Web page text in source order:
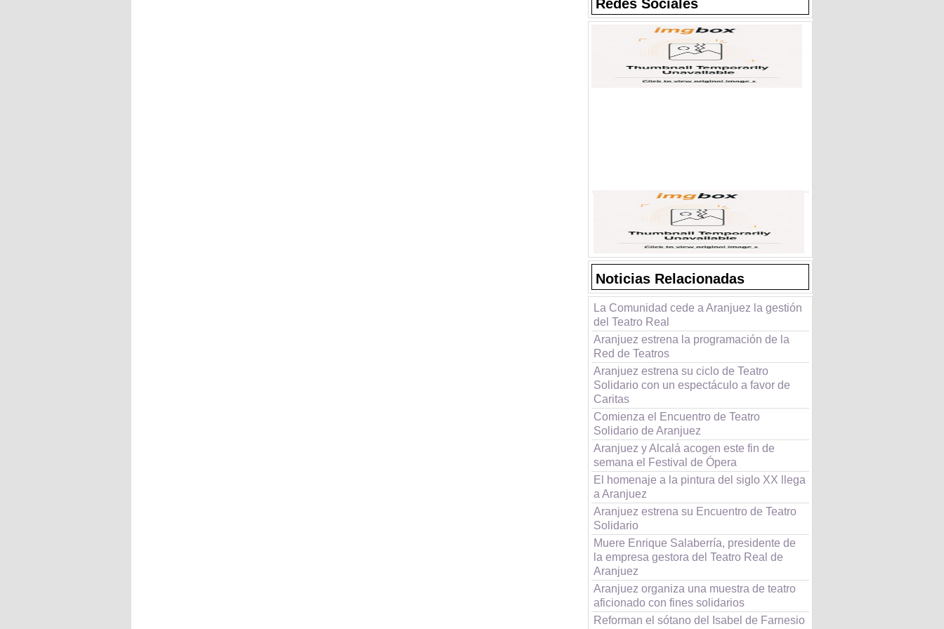
Redes Sociales
Noticias Relacionadas
La Comunidad cede a Aranjuez la gestión
del Teatro Real
Aranjuez estrena la programación de la
Red de Teatros
Aranjuez estrena su ciclo de Teatro
Solidario con un espectáculo a favor de
Caritas
Comienza el Encuentro de Teatro
Solidario de Aranjuez
Aranjuez y Alcalá acogen este fin de
semana el Festival de Ópera
El homenaje a la pintura del siglo XX llega
a Aranjuez
Aranjuez estrena su Encuentro de Teatro
Solidario
Muere Enrique Salaberría, presidente de
la empresa gestora del Teatro Real de
Aranjuez
Aranjuez organiza una muestra de teatro
aficionado con fines solidarios
Reforman el sótano del Isabel de Farnesio